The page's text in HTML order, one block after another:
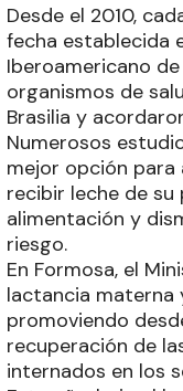
Desde el 2010,
fecha establecida
Iberoamericano
organismos de
Brasilia y
Numerosos
mejor opción para
recibir leche de su
alimentación y
riesgo.
En Formosa, el
lactancia materna
promoviendo
recuperación de
internados en los